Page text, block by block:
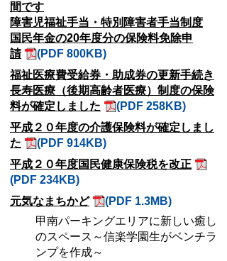
間です
障害児福祉手当・特別障害者手当制度
国民年金の20年度分の保険料免除申
請
(PDF 800KB)
福祉医療費受給券・助成券の更新手続き
長寿医療（後期高齢者医療）制度の保険
料が確定しました
(PDF 258KB)
平成２０年度の介護保険料が確定しまし
た
(PDF 914KB)
平成２０年度国民健康保険税を改正
(PDF 234KB)
元気なまちかど
(PDF 1.3MB)
甲南パーキングエリアに新しい癒し
のスペース～信楽学園生がベンチラ
ンプを作成～